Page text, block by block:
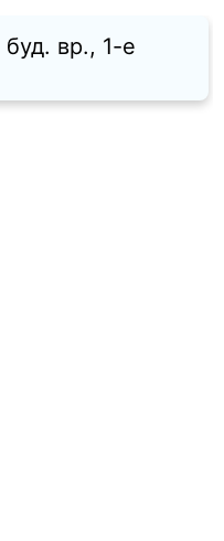
буд. вр., 1-е